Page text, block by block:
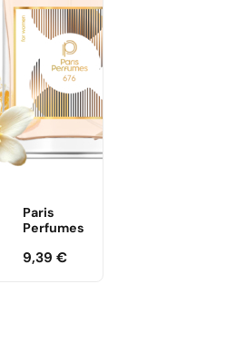
Paris
Perfumes
9,39 €